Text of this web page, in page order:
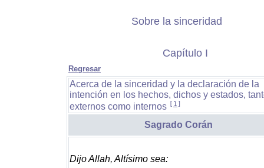
Sobre la sinceridad
Capítulo I
Regresar
Acerca de la sinceridad y la declaración de la
intención en los hechos, dichos y estados,
externos como internos [ 1 ]
Sagrado Corán
Dijo Allah, Altísimo sea: